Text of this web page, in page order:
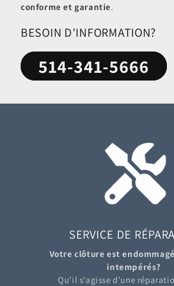
conforme et garantie.
BESOIN D'INFORMATION?
514-341-5666
SERVICE DE
Votre clôture est
intempérés?
Qu’il s’agisse d’une